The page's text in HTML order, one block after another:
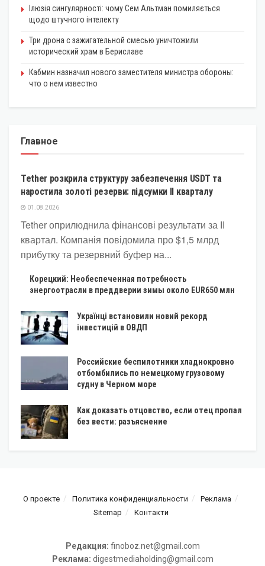
Ілюзія сингулярності: чому Сем Альтман помиляється
щодо штучного інтелекту
Три дрона с зажигательной смесью уничтожили
исторический храм в Бериславе
Кабмин назначил нового заместителя министра обороны:
что о нем известно
Главное
КРИПТОВАЛЮТА
Tether розкрила структуру забезпечення USDT та
наростила золоті резерви: підсумки II кварталу
01.08.2026
Tether оприлюднила фінансові результати за ІІ
квартал. Компанія повідомила про $1,5 млрд
прибутку та резервний буфер на...
Корецкий: Необеспеченная потребность
энергоотрасли в преддверии зимы около EUR650 млн
Українці встановили новий рекорд
інвестицій в ОВДП
Российские беспилотники хладнокровно
отбомбились по немецкому грузовому
судну в Черном море
Как доказать отцовство, если отец пропал
без вести: разъяснение
О проекте Политика конфиденциальности
Реклама
Sitemap
Контакти
Редакция: finoboz.net@gmail.com
Реклама: digestmediaholding@gmail.com